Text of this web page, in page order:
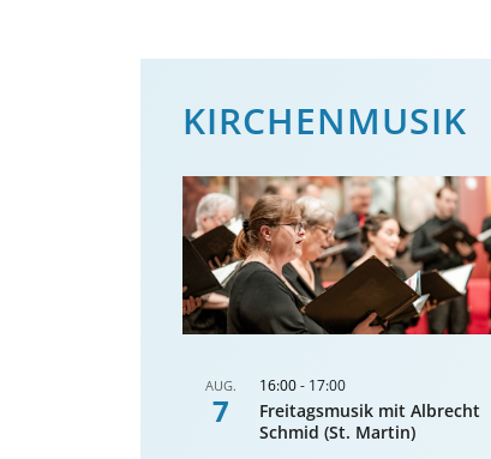
KIRCHENMUSIK
AUG.
7
16:00- 17:00
Freitagsmusik mit Albrecht
Schmid (St. Martin)